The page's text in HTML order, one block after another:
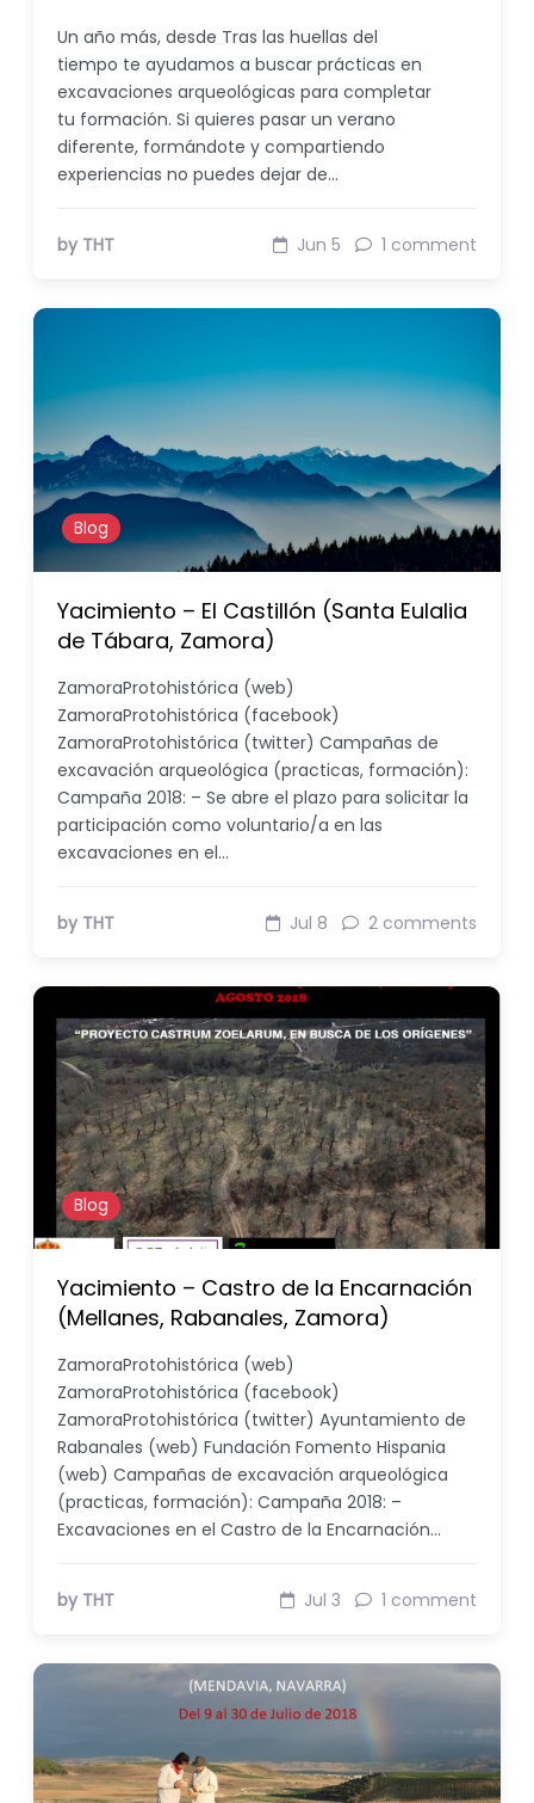
Un año más, desde Tras las huellas del
tiempo te ayudamos a buscar prácticas en
excavaciones arqueológicas para completar
tu formación. Si quieres pasar un verano
diferente, formándote y compartiendo
experiencias no puedes dejar de…
by THT Jun 5 1 comment
Blog
Yacimiento – El Castillón (Santa Eulalia
de Tábara, Zamora)
ZamoraProtohistórica (web)
ZamoraProtohistórica (facebook)
ZamoraProtohistórica (twitter) Campañas de
excavación arqueológica (practicas, formación):
Campaña 2018: – Se abre el plazo para solicitar la
participación como voluntario/a en las
excavaciones en el…
by THT Jul 8 2 comments
Blog
Yacimiento – Castro de la Encarnación
(Mellanes, Rabanales, Zamora)
ZamoraProtohistórica (web)
ZamoraProtohistórica (facebook)
ZamoraProtohistórica (twitter) Ayuntamiento de
Rabanales (web) Fundación Fomento Hispania
(web) Campañas de excavación arqueológica
(practicas, formación): Campaña 2018: –
Excavaciones en el Castro de la Encarnación…
by THT Jul 3 1 comment